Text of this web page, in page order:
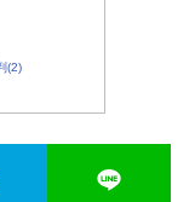
(2)